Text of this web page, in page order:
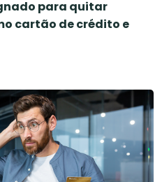
para quitar
cartão de crédito e